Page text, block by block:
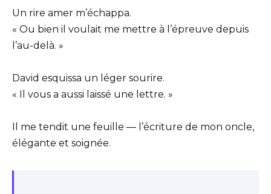
Un rire amer m’échappa.
« Ou bien il voulait me mettre à l’épreuve depuis
l’au-delà. »
David esquissa un léger sourire.
« Il vous a aussi laissé une lettre. »
Il me tendit une feuille — l’écriture de mon oncle,
élégante et soignée.